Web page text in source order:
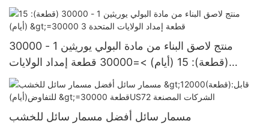
منتج لاصق البناء من مادة البولي يوريثين 1 - 30000
(قطعة): 15 (أيام) >=30000 قطعة إمداد الولايات
المتحدة 3
مسمار سائل أفضل مسمار سائل للخشب